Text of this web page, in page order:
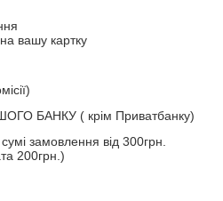
вашу картку
БАНКУ ( крім Приватбанку)
замовлення від 300грн.
200грн.)